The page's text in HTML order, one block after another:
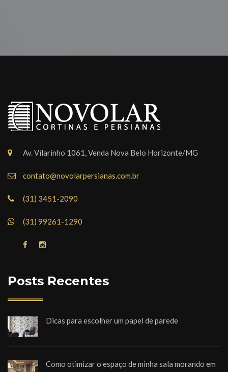
Av. Vilarinho 1061, Venda Nova Belo Horizonte/MG
contato@novolarpersianas.com.br
(31) 3451-2090
(31) 99261-1290
Posts Recentes
Dicas para escolher um papel de parede
Como otimizar o espaço de minha sala morando em